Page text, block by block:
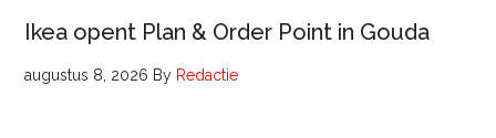
Ikea opent Plan & Order Point in Gouda
augustus 8, 2026 By Redactie